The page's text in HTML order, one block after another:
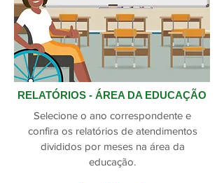
RELATÓRIOS - ÁREA DA EDUCAÇÃO
Selecione o ano correspondente e
confira os relatórios de atendimentos
divididos por meses na área da
educação.